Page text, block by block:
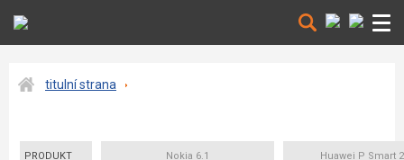
titulní strana
PRODUKT Nokia 6.1 Huawei P Smart